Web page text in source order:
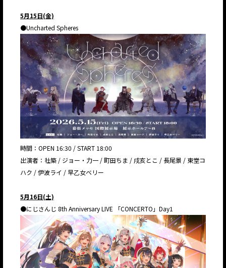
5月15日(金)
●Uncharted Spheres
時間：OPEN 16:30 / START 18:00
出演者：社築 / ジョー・力一 / 町田ちま / 戌亥とこ / 長尾景 / 東堂コ
ハク / 伊波ライ / 早乙女ベリー
5月16日(土)
●にじさんじ 8th Anniversary LIVE 「CONCERTO」Day1